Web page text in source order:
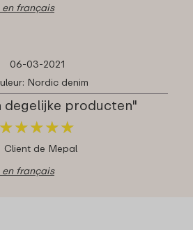
en français
06-03-2021
Nordic denim
degelijke producten"
★★★★★
★★★★★
Client de Mepal
en français